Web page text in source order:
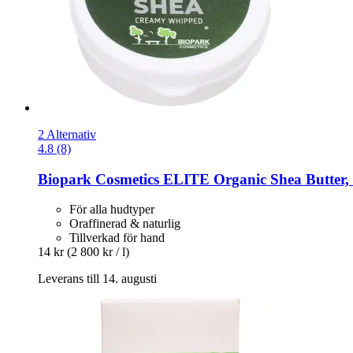
2 Alternativ
4.8 (8)
Biopark Cosmetics ELITE Organic Shea Butter,
För alla hudtyper
Oraffinerad & naturlig
Tillverkad för hand
14 kr (2 800 kr / l)
Leverans till 14. augusti